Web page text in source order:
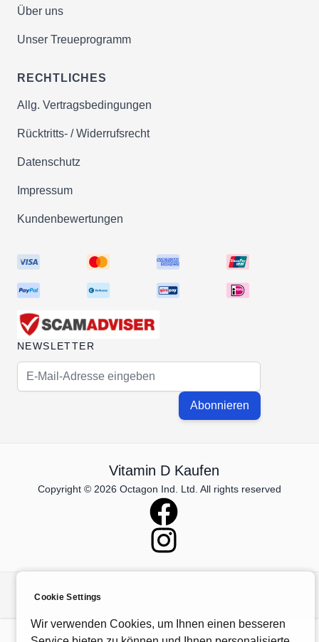
Über uns
Unser Treueprogramm
RECHTLICHES
Allg. Vertragsbedingungen
Rücktritts- / Widerrufsrecht
Datenschutz
Impressum
Kundenbewertungen
NEWSLETTER
E-Mail-Adresse
Abonnieren
Vitamin D Kaufen
Copyright © 2026 Octagon Ind. Ltd. All rights reserved
Cookie Settings
Wir verwenden Cookies, um Ihnen einen besseren